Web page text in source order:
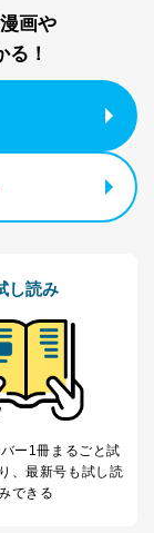
個人情報保
クセス・利
クター 前
は次のとお
画や
！
し読み
ー1冊まるごと試
、最新号も試し読
できる